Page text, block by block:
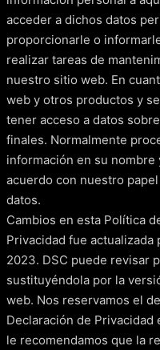
acceder a dichos datos
proporcionarle o
realizar tareas de
nuestro sitio web. En
web y otros productos y
tener acceso a datos
finales. Normalmente
información en su
acuerdo con nuestro
datos.
Cambios en esta Política
Privacidad fue
2023. DSC puede revisar
sustituyéndola por la
web. Nos reservamos el
Declaración de
le recomendamos que la